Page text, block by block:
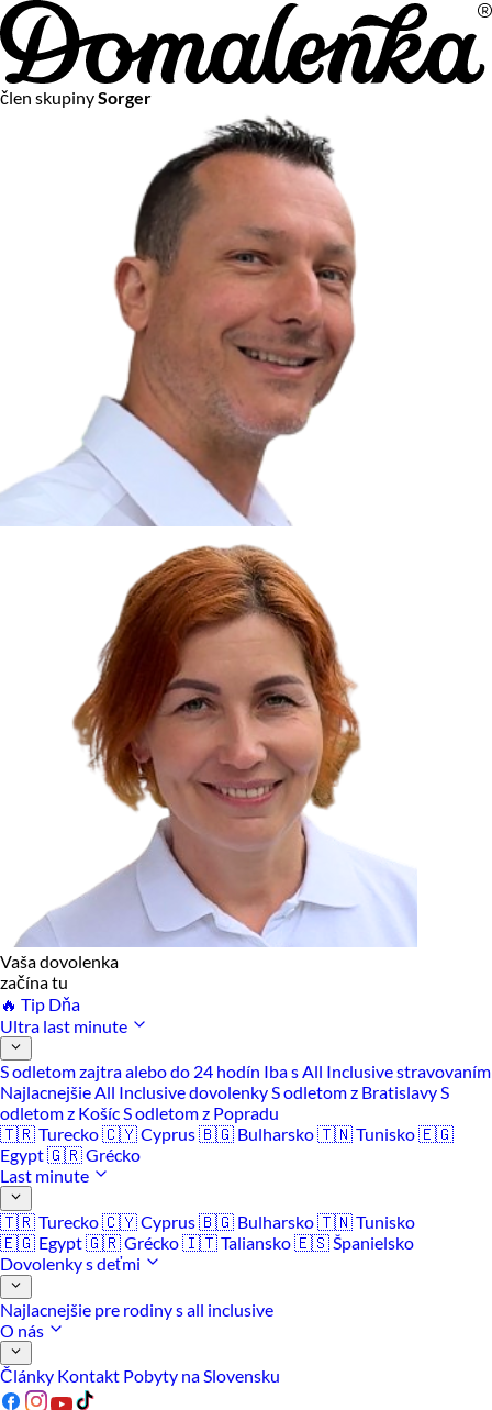
člen skupinySorger
Vaša dovolenka
začína tu
🔥 Tip Dňa
Ultra last minute
S odletom zajtra alebo do 24 hodín Iba s All Inclusive stravovaním
Najlacnejšie All Inclusive dovolenkyS odletom z BratislavyS
odletom z KošícS odletom z Popradu
🇹🇷 Turecko🇨🇾 Cyprus🇧🇬 Bulharsko🇹🇳 Tunisko🇪🇬
Egypt🇬🇷 Grécko
Last minute
🇹🇷 Turecko🇨🇾 Cyprus🇧🇬 Bulharsko🇹🇳 Tunisko
🇪🇬 Egypt🇬🇷 Grécko🇮🇹 Taliansko🇪🇸 Španielsko
Dovolenky s deťmi
Najlacnejšie pre rodiny s all inclusive
O nás
Články Kontakt Pobyty na Slovensku
Na vašom súkromí nám záleží
Chceme vám neustále poskytovať tie najlepšie služby.
Vzhľadom k platnej legislatíve od vás ale potrebujeme súhlas
s používaním súborov cookies.
Viac o personalizácii a meraní
Aby sme vedeli, čo sa deje na webových stránkach a aby sme
vám mohli prispôsobiť ponuky na mieru či reklamu,
používame cookies a taktiežslužby spoločnosti Google
Čo sú cookies?
Cookies sú malé textové súbory, ktoré môžu byť používané
webovými stránkami, aby zefektívnili používateľský zážitok.
Vďaka cookies vám môžeme ponúkať služby podľa toho, čo
naozaj hľadáte a chcete nájsť.
Kedykoľvek sa môžete slobodne rozhodnúť, ktoré typy
používania cookies chcete umožniť.
Zákon uvádza, že môžeme ukladať cookies na vašom
zariadení, pokiaľ sú nevyhnutne nutné pre prevádzku tejto
Cookies, ktoré používame
Technické a nevyhnutné cookies
Analytické a marketingové cookies
Reklamné úložisko
Reklamné používateľské dáta
Personalizácia reklám
Povoliť vybrané
Odmietnuť